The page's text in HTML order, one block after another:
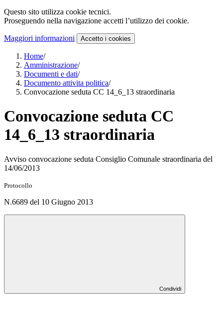
Questo sito utilizza cookie tecnici.
Proseguendo nella navigazione accetti l’utilizzo dei cookie.
Maggiori informazioni Accetto i cookies
Home/
Amministrazione/
Documenti e dati/
Documento attivita politica/
Convocazione seduta CC 14_6_13 straordinaria
Convocazione seduta CC
14_6_13 straordinaria
Avviso convocazione seduta Consiglio Comunale straordinaria del
14/06/2013
Protocollo
N.6689 del 10 Giugno 2013
Condividi